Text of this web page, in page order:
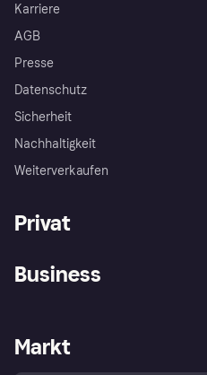
Karriere
AGB
Presse
Datenschutz
Sicherheit
Nachhaltigkeit
Weiterverkaufen
Privat
Shops entdecken
Business
Händlerportal
Markt